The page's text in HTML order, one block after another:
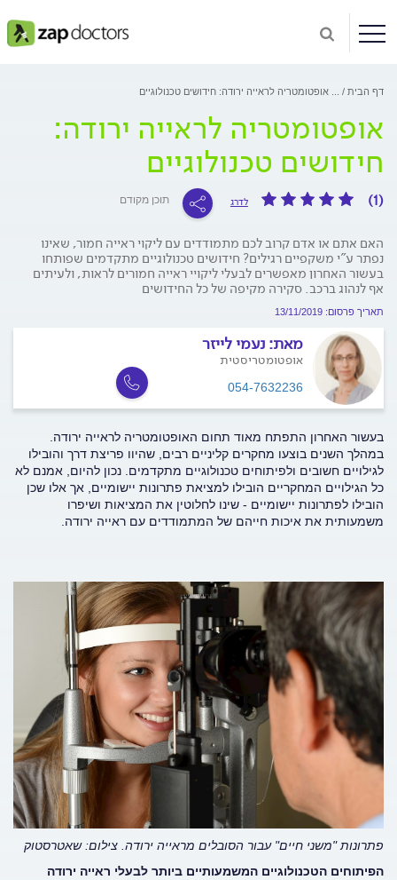
דף הבית אופטומטריה לראייה ירודה: חידושים טכנולוגיים
אופטומטריה לראייה ירודה:
חידושים טכנולוגיים
(1) לדרג תוכן מקודם
האם אתם או אדם קרוב לכם מתמודדים עם ליקוי ראייה חמור, שאינו
נפתר ע"י משקפיים רגילים? חידושים טכנולוגיים מתקדמים שפותחו
בעשור האחרון מאפשרים לבעלי ליקויי ראייה חמורים לראות, ולעיתים
אף לנהוג ברכב. סקירה מקיפה של כל החידושים
תאריך פרסום: 13/11/2019
מאת: נעמי לייזר
אופטומטריסטית
054-7632236
בעשור האחרון התפתח מאוד תחום האופטומטריה לראייה ירודה.
במהלך השנים בוצעו מחקרים קליניים רבים, שהיוו פריצת דרך והובילו
לגילויים חשובים ולפיתוחים טכנולוגיים מתקדמים. נכון להיום, אמנם לא
כל הגילויים המחקריים הובילו למציאת פתרונות יישומיים, אך אלו שכן
הובילו לפתרונות יישומיים - שינו לחלוטין את המציאות ושיפרו
משמעותית את איכות חייהם של המתמודדים עם ראייה ירודה.
פתרונות "משני חיים" עבור הסובלים מראייה ירודה. צילום: שאטרסטוק
הפיתוחים הטכנולוגיים המשמעותיים ביותר לבעלי ראייה ירודה